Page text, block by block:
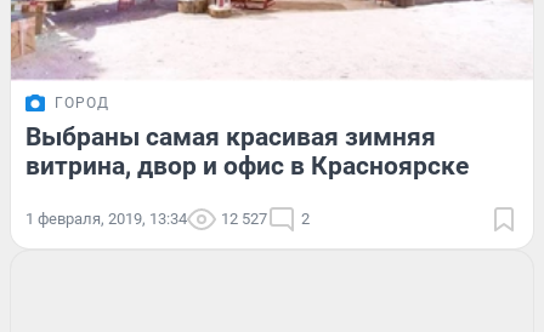
ГОРОД
Выбраны самая красивая зимняя
витрина, двор и офис в Красноярске
1 февраля, 2019, 13:34 12 527 2